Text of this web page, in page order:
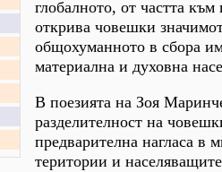
глобалното, от частта
открива човешки
общохуманното в сбора
материална и духовна
В поезията на Зоя
разделителност на
предварителна нагласа в
територии и